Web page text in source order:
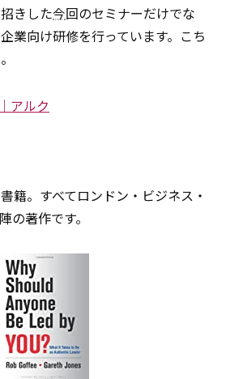
きした今回のセミナーだけでな
業向け研修を行っています。こち
アルク
籍。すべてロンドン・ビジネス・
陣の著作です。